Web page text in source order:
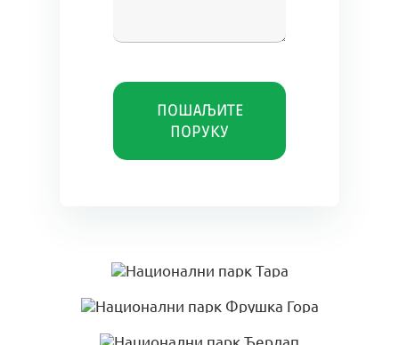
ПОШАЉИТЕ
ПОРУКУ